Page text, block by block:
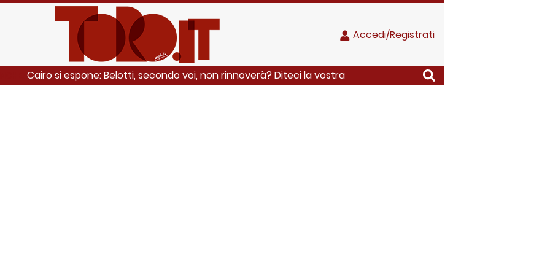
Accedi/Registrati
Cairo si espone: Belotti, secondo voi, non rinnoverà? Diteci la vostra